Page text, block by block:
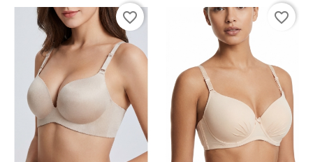
favorite_border favorite_border